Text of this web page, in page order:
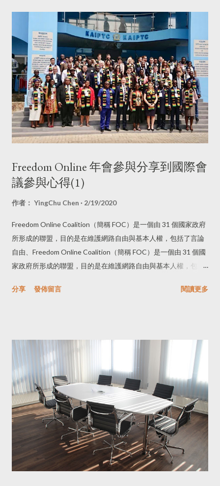
年 FO 柏林年會時，ICANN 被要求查核不實資訊，但ICANN 明
確的表示他們只負責域名，並不負責內容審查，所以各國事實查
核的部份，還是由各國政府或是民間單位自己處理。例如 Africa
Check 這個單位，他們是屬於非洲國家聯盟，所以該組織在不同
國家都有成員查核不實資訊，並要求散發不實資訊的單位更改為
正確資訊。 這引發了我的疑問，於是在會後向主講人請益。如果
不實資訊是在捏造流言、製造社會對立，但緊迫盯人的查核制度
是否也是把一件事情以二分法「對」與「錯」，這不也是造成社
會不同群體之間的對立嗎？ 該主講人也了解這種情況不能以二分
法的「對」與「錯」來描述，但對於一般網路使用者在使用網
簡化為「對」與「錯」，就算台灣的實事查核中心或是各種即時
通訊的機器人都投入了事實查核作業，但有些意識型態問題也較
難在短時間內化解。這也是自2018柏林年會時不斷提到的需要提
被操弄。
Freedom Online 年會參與分享到國際會
議參與心得(1)
作者： YingChu Chen 2/19/2020
Freedom Online Coalition（簡稱 FOC）是一個由 31 個國家政府
所形成的聯盟，目的是在維護網路自由與基本人權，包括了言論
自由、Freedom Online Coalition（簡稱 FOC）是一個由 31 個國
家政府所形成的聯盟，目的是在維護網路自由與基本人權，包括
會舉辦年會 （以下簡稱 FO年會），近年來也逐漸召集各國在人
的 FO年會主題是「實現網路自由的共同願景」(Achieving a
common vision for internet freedom) ，地點在科菲安南國際維持
和平培訓中心（Kofi Annan International Peacekeeping Training
Centre），位於迦納的首都 Accra 阿克拉，除了開幕及閉幕時的
專家座談會外，在一天半的時間裡另安排16個場次如圓桌會議、
工作坊、小型座談會等，參與者可以自己選擇有興趣的主題參
與。 對於台灣來說，在網路治理領域裡較知名的跨國際會議就
是：聯合國 IGF、RightsCon、ICANN、APNIC 這些會議，但也
通常只在特定的族群裡。對網路政策或關鍵網路基礎設施涉獵比
例較多的，可能會在 ICANN、APNIC 會議裡，而這兩個會議又
分享 發佈留言 閱讀更多